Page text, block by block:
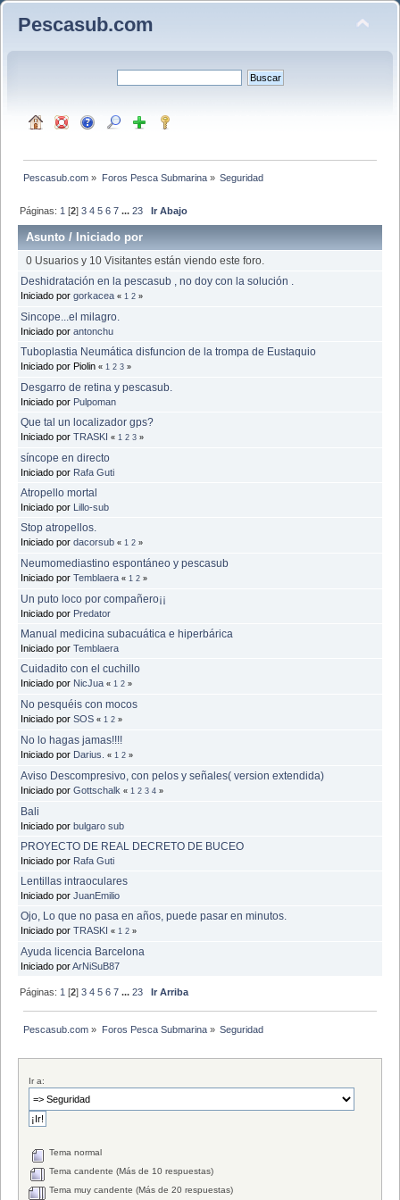
Pescasub.com
Pescasub.com » Foros Pesca Submarina» Seguridad
Páginas: 1 [2]3 4 5 6 7 ...23 Ir Abajo
Asunto /Iniciado por
0 Usuarios y 10 Visitantes están viendo este foro.
Deshidratación en la pescasub , no doy con la solución .
Iniciado por gorkacea « 1 2 »
Sincope...el milagro.
Iniciado por antonchu
Tuboplastia Neumática disfuncion de la trompa de Eustaquio
Iniciado por Piolin « 1 2 3 »
Desgarro de retina y pescasub.
Iniciado por Pulpoman
Que tal un localizador gps?
Iniciado por TRASKI « 1 2 3 »
síncope en directo
Iniciado por Rafa Guti
Atropello mortal
Iniciado por Lillo-sub
Stop atropellos.
Iniciado por dacorsub « 1 2 »
Neumomediastino espontáneo y pescasub
Iniciado por Temblaera « 1 2 »
Un puto loco por compañero¡¡
Iniciado por Predator
Manual medicina subacuática e hiperbárica
Iniciado por Temblaera
Cuidadito con el cuchillo
Iniciado por NicJua « 1 2 »
No pesquéis con mocos
Iniciado por SOS « 1 2 »
No lo hagas jamas!!!!
Iniciado por Darius. « 1 2 »
Aviso Descompresivo, con pelos y señales( version extendida)
Iniciado por Gottschalk « 1 2 3 4 »
Bali
Iniciado por bulgaro sub
PROYECTO DE REAL DECRETO DE BUCEO
Iniciado por Rafa Guti
Lentillas intraoculares
Iniciado por JuanEmilio
Ojo, Lo que no pasa en años, puede pasar en minutos.
Iniciado por TRASKI « 1 2 »
Ayuda licencia Barcelona
Iniciado porArNiSuB87
Páginas: 1 [2]3 4 5 6 7 ...23 Ir Arriba
Pescasub.com » Foros Pesca Submarina» Seguridad
Ir a:
Tema normal
Tema candente (Más de 10 respuestas)
Tema muy candente (Más de 20 respuestas)